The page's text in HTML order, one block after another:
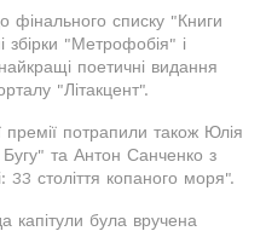
фінального списку "Книги
збірки "Метрофобія" і
поетичні видання
"Літакцент".
премії потрапили також Юлія
та Антон Санченко з
33 століття копаного моря".
капітули була вручена